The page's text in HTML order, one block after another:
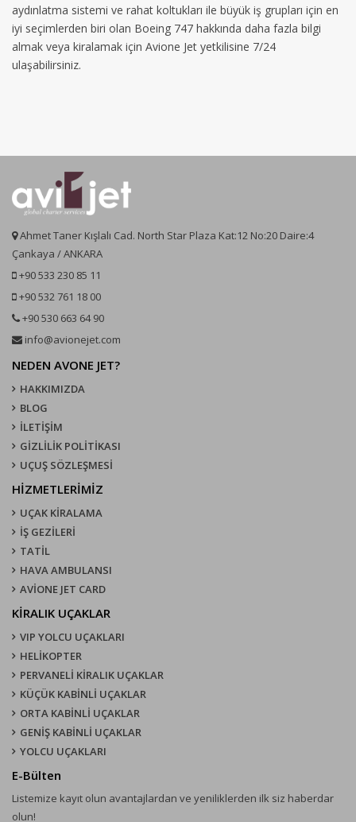
aydınlatma sistemi ve rahat koltukları ile büyük iş grupları için en
iyi seçimlerden biri olan Boeing 747 hakkında daha fazla bilgi
almak veya kiralamak için Avione Jet yetkilisine 7/24
ulaşabilirsiniz.
Ahmet Taner Kışlalı Cad. North Star Plaza Kat:12 No:20 Daire:4
Çankaya / ANKARA
+90 533 230 85 11
+90 532 761 18 00
+90 530 663 64 90
info@avionejet.com
NEDEN AVONE JET?
HAKKIMIZDA
BLOG
İLETİŞİM
GİZLİLİK POLİTİKASI
UÇUŞ SÖZLEŞMESI
HİZMETLERİMİZ
UÇAK KIRALAMA
İŞ GEZİLERİ
TATİL
HAVA AMBULANSI
AVİONE JET CARD
KIRALIK UÇAKLAR
VIP YOLCU UÇAKLARI
HELİKOPTER
PERVANELİ KİRALIK UÇAKLAR
KÜÇÜK KABİNLİ UÇAKLAR
ORTA KABİNLİ UÇAKLAR
GENİŞ KABİNLİ UÇAKLAR
YOLCU UÇAKLARI
E-Bülten
Listemize kayıt olun avantajlardan ve yeniliklerden ilk siz haberdar
olun!